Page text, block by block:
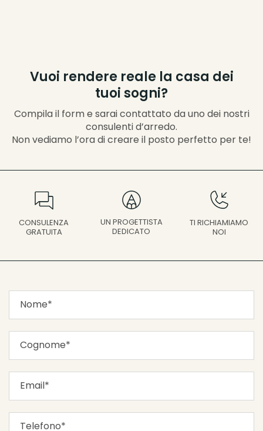
Vuoi rendere reale la casa dei
tuoi sogni?
Compila il form e sarai contattato da uno dei nostri
consulenti d’arredo.
Non vediamo l’ora di creare il posto perfetto per te!
CONSULENZA
GRATUITA
UN PROGETTISTA
DEDICATO
TI RICHIAMIAMO
NOI